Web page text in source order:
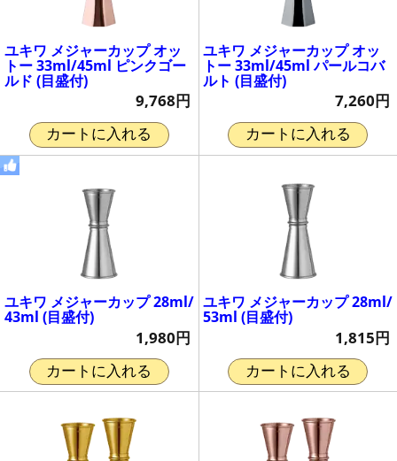
ユキワ メジャーカップ オッ
トー 33ml/45ml ピンクゴー
ルド (目盛付)
9,768円
カートに入れる
ユキワ メジャーカップ オッ
トー 33ml/45ml パールコバ
ルト (目盛付)
7,260円
カートに入れる
ユキワ メジャーカップ 28ml/
43ml (目盛付)
1,980円
カートに入れる
ユキワ メジャーカップ 28ml/
53ml (目盛付)
1,815円
カートに入れる